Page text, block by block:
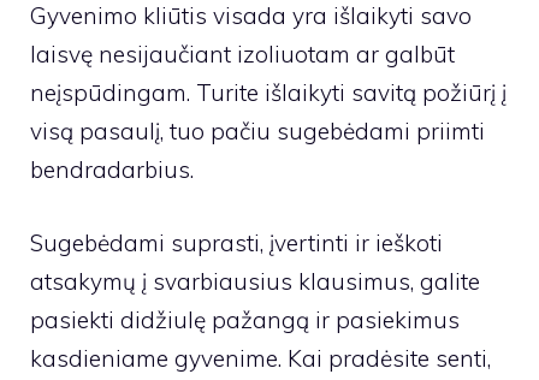
Gyvenimo kliūtis visada yra išlaikyti savo
laisvę nesijaučiant izoliuotam ar galbūt
neįspūdingam. Turite išlaikyti savitą požiūrį į
visą pasaulį, tuo pačiu sugebėdami priimti
bendradarbius.
Sugebėdami suprasti, įvertinti ir ieškoti
atsakymų į svarbiausius klausimus, galite
pasiekti didžiulę pažangą ir pasiekimus
kasdieniame gyvenime. Kai pradėsite senti,